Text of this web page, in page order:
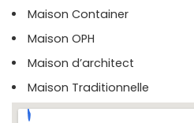
Maison Container
Maison OPH
Maison d’architect
Maison Traditionnelle